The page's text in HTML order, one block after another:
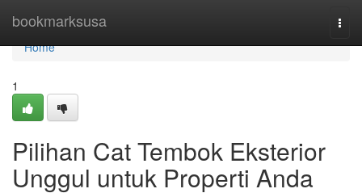
bookmarksusa
Home
Home
1
Pilihan Cat Tembok Eksterior
Unggul untuk Properti Anda